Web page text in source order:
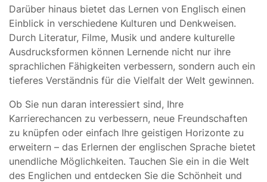
Darüber hinaus bietet das Lernen von Englisch einen
Einblick in verschiedene Kulturen und Denkweisen.
Durch Literatur, Filme, Musik und andere kulturelle
Ausdrucksformen können Lernende nicht nur ihre
sprachlichen Fähigkeiten verbessern, sondern auch ein
tieferes Verständnis für die Vielfalt der Welt gewinnen.
Ob Sie nun daran interessiert sind, Ihre
Karrierechancen zu verbessern, neue Freundschaften
zu knüpfen oder einfach Ihre geistigen Horizonte zu
erweitern – das Erlernen der englischen Sprache bietet
unendliche Möglichkeiten. Tauchen Sie ein in die Welt
des Englichen und entdecken Sie die Schönheit und